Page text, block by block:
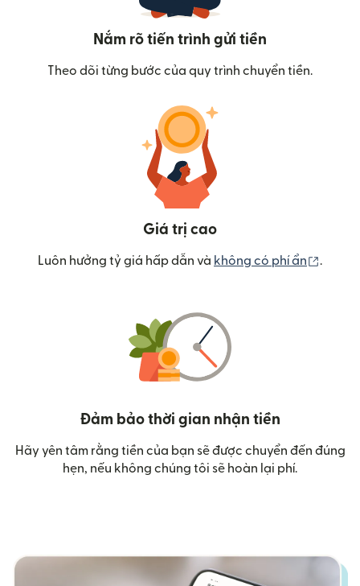
Nắm rõ tiến trình gửi tiền
Theo dõi từng bước của quy trình chuyển tiền.
Giá trị cao
Luôn hưởng tỷ giá hấp dẫn và không có phí ẩn .
Đảm bảo thời gian nhận tiền
Hãy yên tâm rằng tiền của bạn sẽ được chuyển đến đúng
hẹn, nếu không chúng tôi sẽ hoàn lại phí.